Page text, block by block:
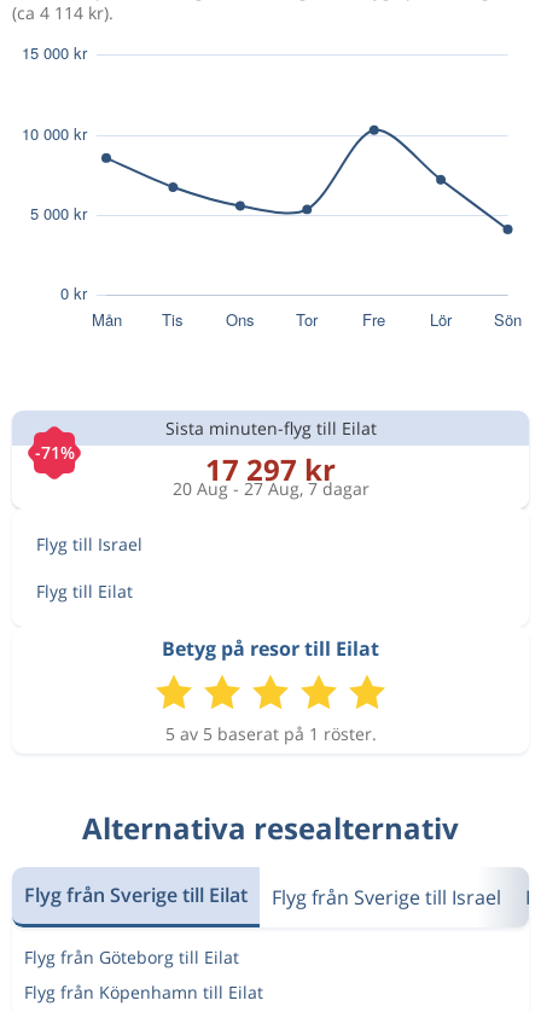
(ca 4 114 kr).
Sista minuten-flyg till Eilat
-71%
17 297 kr
20 Aug - 27 Aug, 7 dagar
Flyg till Israel
Flyg till Eilat
Betyg på resor till Eilat
5 av 5 baserat på 1 röster.
Alternativa resealternativ
Flyg från Sverige till Eilat Flyg från Sverige till Israel
Flyg från Göteborg till Eilat
Flyg från Köpenhamn till Eilat